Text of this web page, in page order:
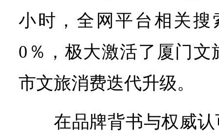
小时，全网平台相关搜
0％，极大激活了厦门
市文旅消费迭代升级。
在品牌背书与权威